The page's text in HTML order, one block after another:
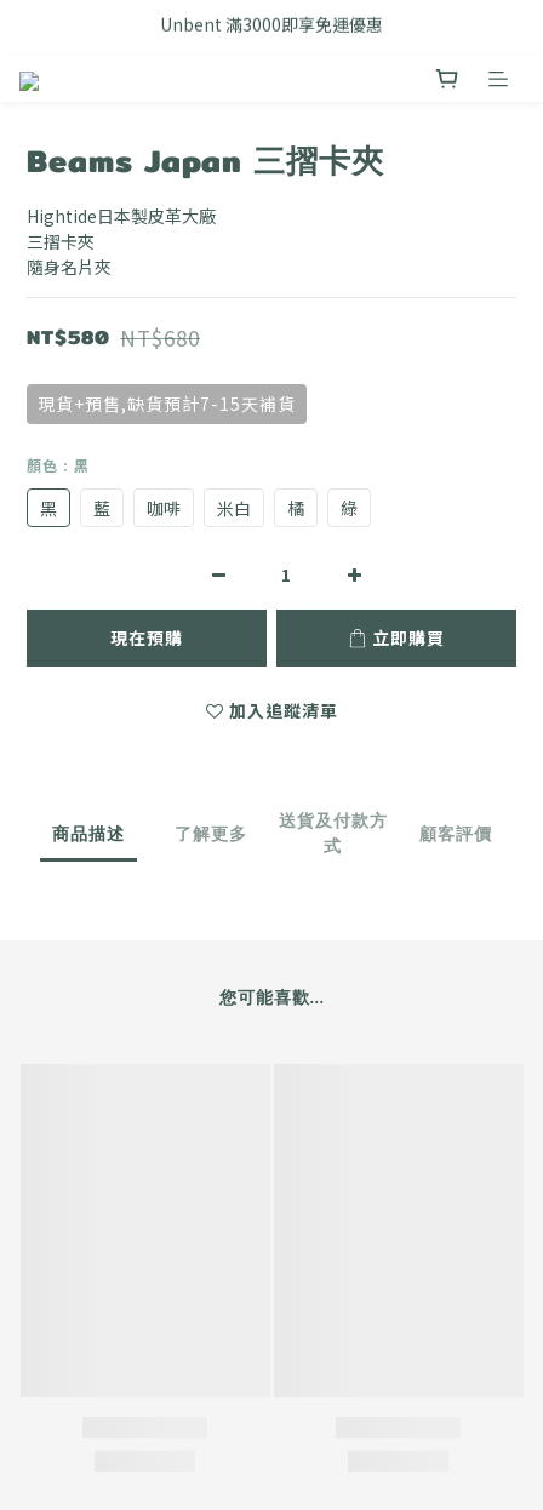
FB搜尋優惠社群 🔎 DOUSHOP 選貨
Unbent 滿3000即享免運優惠
Beams Japan 三摺卡夾
Hightide日本製皮革大廠
三摺卡夾
隨身名片夾
NT$580 NT$680
現貨+預售,缺貨預計7-15天補貨
顏色 : 黑
黑 藍 咖啡 米白 橘 綠
現在預購 立即購買
加入追蹤清單
商品描述 了解更多
送貨及付款方
式
顧客評價
您可能喜歡...